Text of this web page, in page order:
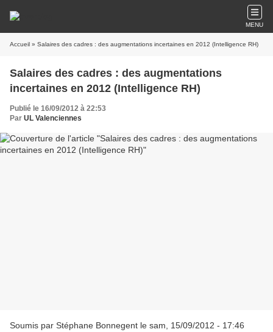
MENU
Accueil » Salaires des cadres : des augmentations incertaines en 2012 (Intelligence RH)
Salaires des cadres : des augmentations
incertaines en 2012 (Intelligence RH)
Publié le 16/09/2012 à 22:53
Par UL Valenciennes
Soumis par Stéphane Bonnegent le sam, 15/09/2012 - 17:46